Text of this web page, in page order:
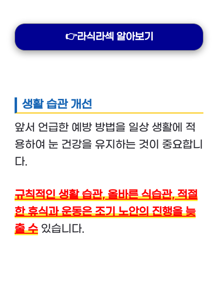
👉라식라섹 알아보기
생활 습관 개선
앞서 언급한 예방 방법을 일상 생활에 적
용하여 눈 건강을 유지하는 것이 중요합니
다.
규칙적인 생활 습관, 올바른 식습관, 적절
한 휴식과 운동은 조기 노안의 진행을 늦
출 수 있습니다.